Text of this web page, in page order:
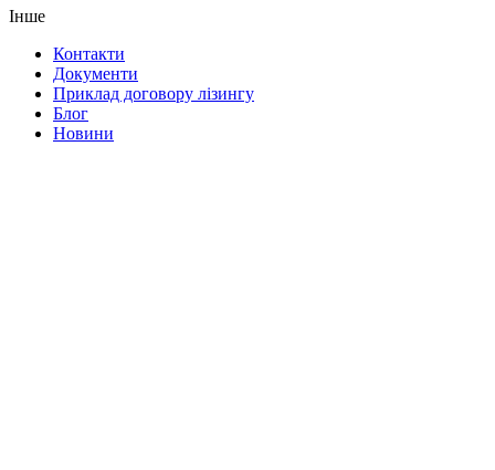
Інше
Контакти
Документи
Приклад договору лізингу
Блог
Новини